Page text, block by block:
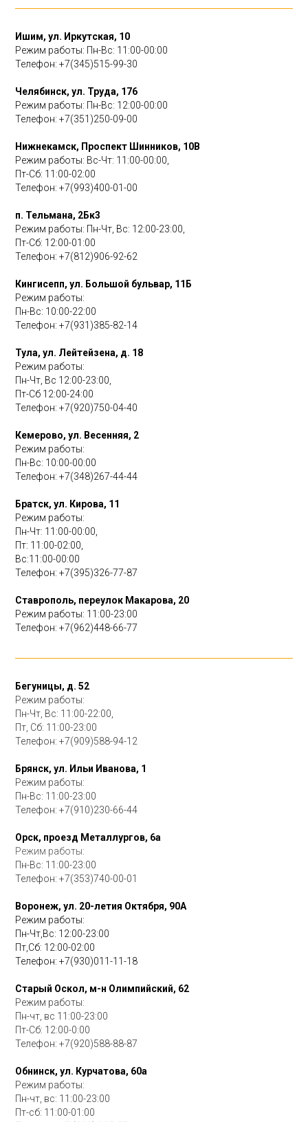
Ишим, ул. Иркутская, 10
Режим работы: Пн-Вс: 11:00-00:00
Телефон:+7(345)515-99-30
Челябинск, ул. Труда, 176
Режим работы: Пн-Вс: 12:00-00:00
Телефон:+7(351)250-09-00
Нижнекамск, Проспект Шинников, 10В
Режим работы: Вс-Чт: 11:00-00:00,
Пт-Сб: 11:00-02:00
Телефон:+7(993)400-01-00
п. Тельмана, 2Бк3
Режим работы: Пн-Чт, Вс: 12:00-23:00,
Пт-Сб: 12:00-01:00
Телефон:+7(812)906-92-62
Кингисепп, ул. Большой бульвар, 11Б
Режим работы:
Пн-Вс: 10:00-22:00
Телефон:+7(931)385-82-14
Тула, ул. Лейтейзена, д. 18
Режим работы:
Пн-Чт, Вс 12:00-23:00,
Пт-Сб 12:00-24:00
Телефон: +7(920)750-04-40
Кемерово, ул. Весенняя, 2
Режим работы:
Пн-Вс: 10:00-00:00
Телефон: +7(348)267-44-44
Братск, ул. Кирова, 11
Режим работы:
Пн-Чт: 11:00-00:00,
Пт: 11:00-02:00,
Вс:11:00-00:00
Телефон:+7(395)326-77-87
Ставрополь, переулок Макарова, 20
Режим работы: 11:00-23:00
Телефон:+7(962)448-66-77
Бегуницы, д. 52
Режим работы:
Пн-Чт, Вс: 11:00-22:00,
Пт, Сб: 11:00-23:00
Телефон:+7(909)588-94-12
Брянск, ул. Ильи Иванова, 1
Режим работы:
Пн-Вс: 11:00-23:00
Телефон:+7(910)230-66-44
Орск, проезд Металлургов, 6а
Режим работы:
Пн-Вс: 11:00-23:00
Телефон:+7(353)740-00-01
Воронеж, ул. 20-летия Октября, 90А
Режим работы:
Пн-Чт,Вс: 12:00-23:00
Пт,Сб: 12:00-02:00
Телефон:+7(930)011-11-18
Старый Оскол, м-н Олимпийский, 62
Режим работы:
Пн-чт, вс 11:00-23:00
Пт-Сб: 12:00-0:00
Телефон:+7(920)588-88-87
Обнинск, ул. Курчатова, 60а
Режим работы:
Пн-чт, вс: 11:00-23:00
Пт-сб: 11:00-01:00